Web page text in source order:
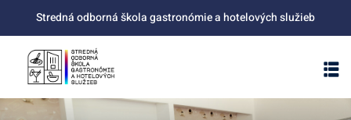
content
Stredná odborná škola gastronómie a hotelových služieb